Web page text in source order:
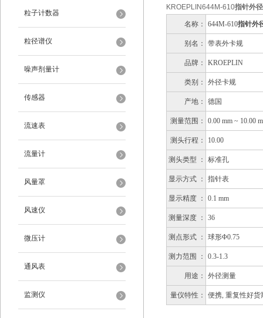
粒子计数器
粒径谱仪
噪声剂量计
传感器
流速表
流量计
风量罩
风速仪
微压计
通风表
监测仪
KROEPLIN644M-610指针外
名称： 644M-610指针外
别名： 带表外卡规
品牌： KROEPLIN
类别： 外径卡规
产地： 德国
测量范围： 0.00 mm ~ 10.00
测头行程： 10.00
测头类型 ： 标准孔
显示方式 ： 指针表
显示精度 ： 0.1 mm
测量深度 ： 36
测点形式 ： 球形Φ0.75
测力范围 ： 0.3-1.3
用途： 外径测量
量仪特性： 便携, 重复性好货